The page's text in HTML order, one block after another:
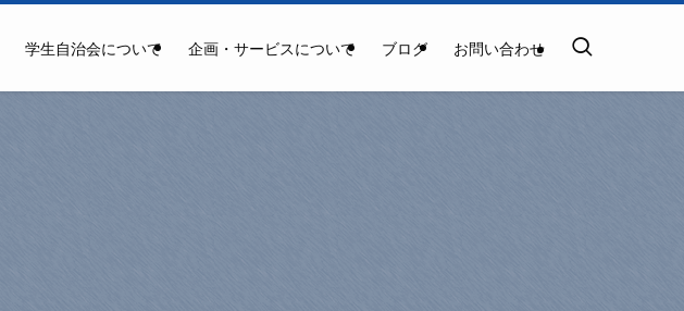
学生自治会について 企画・サービスについて ブログ お問い合わせ